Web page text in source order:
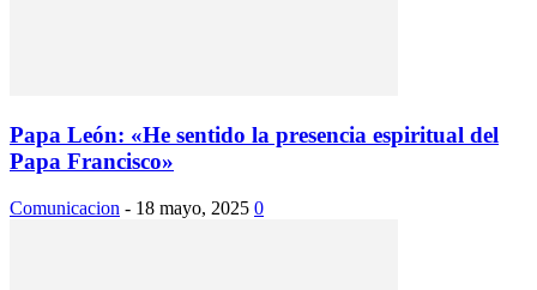
Papa León: «He sentido la presencia espiritual del
Papa Francisco»
Comunicacion - 18 mayo, 2025 0